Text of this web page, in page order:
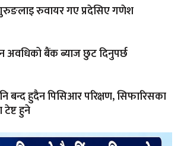
रुवायर गए प्रदेसिए गणेश
अवधिको बैंक ब्याज छुट दिनुपर्छ
बन्द हुदैन पिसिआर परिक्षण, सिफारिसका
हुने